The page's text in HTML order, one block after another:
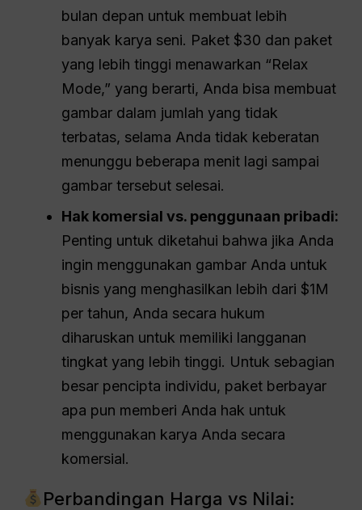
bulan depan untuk membuat lebih
banyak karya seni. Paket $30 dan paket
yang lebih tinggi menawarkan “Relax
Mode,” yang berarti, Anda bisa membuat
gambar dalam jumlah yang tidak
terbatas, selama Anda tidak keberatan
menunggu beberapa menit lagi sampai
gambar tersebut selesai.
Hak komersial vs. penggunaan pribadi:
Penting untuk diketahui bahwa jika Anda
ingin menggunakan gambar Anda untuk
bisnis yang menghasilkan lebih dari $1M
per tahun, Anda secara hukum
diharuskan untuk memiliki langganan
tingkat yang lebih tinggi. Untuk sebagian
besar pencipta individu, paket berbayar
apa pun memberi Anda hak untuk
menggunakan karya Anda secara
komersial.
Perbandingan Harga vs Nilai: